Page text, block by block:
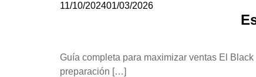
11/10/202401/03/2026
Guía completa para maximizar ventas El
preparación […]